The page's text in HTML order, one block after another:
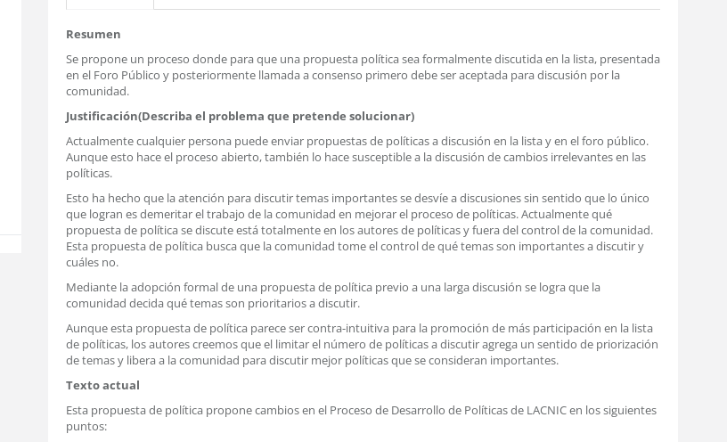
Resumen
Se propone un proceso donde para que una propuesta política sea formalmente discutida en la lista, presentada
en el Foro Público y posteriormente llamada a consenso primero debe ser aceptada para discusión por la
comunidad.
Justificación(Describa el problema que pretende solucionar)
Actualmente cualquier persona puede enviar propuestas de políticas a discusión en la lista y en el foro público.
Aunque esto hace el proceso abierto, también lo hace susceptible a la discusión de cambios irrelevantes en las
políticas.
Esto ha hecho que la atención para discutir temas importantes se desvíe a discusiones sin sentido que lo único
que logran es demeritar el trabajo de la comunidad en mejorar el proceso de políticas. Actualmente qué
propuesta de política se discute está totalmente en los autores de políticas y fuera del control de la comunidad.
Esta propuesta de política busca que la comunidad tome el control de qué temas son importantes a discutir y
cuáles no.
Mediante la adopción formal de una propuesta de política previo a una larga discusión se logra que la
comunidad decida qué temas son prioritarios a discutir.
Aunque esta propuesta de política parece ser contra-intuitiva para la promoción de más participación en la lista
de políticas, los autores creemos que el limitar el número de políticas a discutir agrega un sentido de priorización
de temas y libera a la comunidad para discutir mejor políticas que se consideran importantes.
Texto actual
Esta propuesta de política propone cambios en el Proceso de Desarrollo de Políticas de LACNIC en los siguientes
puntos: